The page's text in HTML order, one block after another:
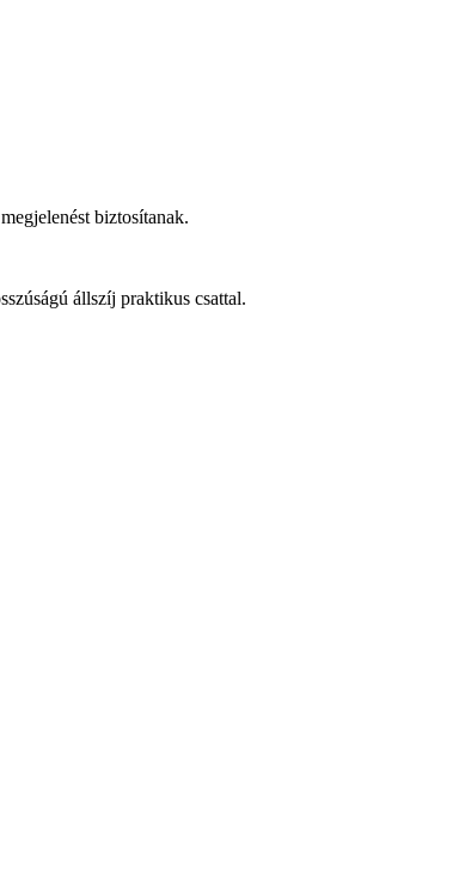
biztosítanak.
állszíj praktikus csattal.